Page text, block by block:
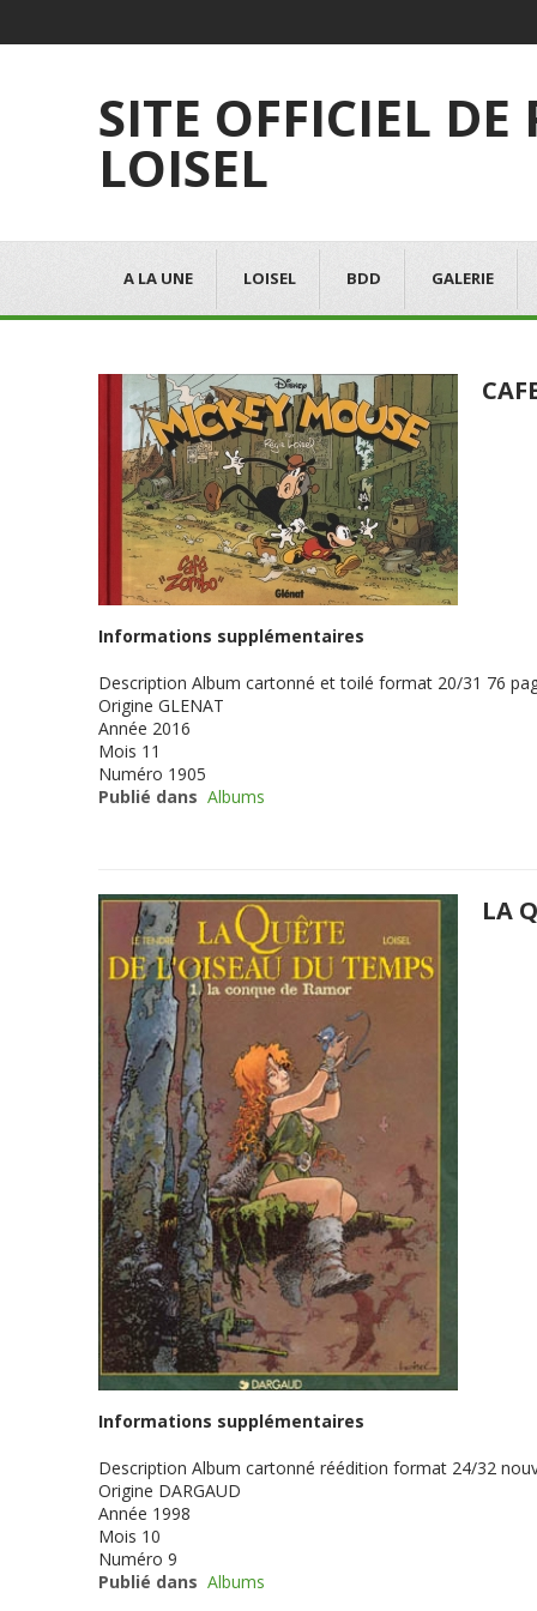
SITE OFFICIEL DE
LOISEL
A LA UNE LOISEL BDD GALERIE
Informations supplémentaires
Description Album cartonné et toilé format 20/31 76
Origine GLENAT
Année 2016
Mois 11
Numéro 1905
Publié dans Albums
LA
Informations supplémentaires
Description Album cartonné réédition format 24/32
Origine DARGAUD
Année 1998
Mois 10
Numéro 9
Publié dans Albums